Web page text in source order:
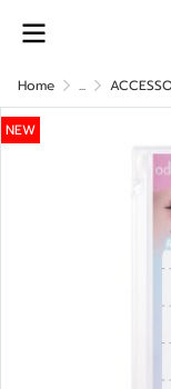
Home ...
NEW